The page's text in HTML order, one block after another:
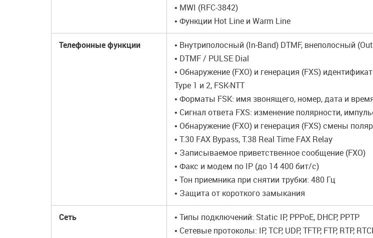
• MWI (RFC-3842)
• Функции Hot Line и Warm Line
Телефонные функции
• Внутриполосный (In-Band) DTMF, внеполосный
• DTMF / PULSE Dial
• Обнаружение (FXO) и генерация (FXS)
Type 1 и 2, FSK-NTT
• Форматы FSK: имя звонящего, номер, дата и
• Сигнал ответа FXS: изменение полярности,
• Обнаружение (FXO) и генерация (FXS) смены
• T.30 FAX Bypass, T.38 Real Time FAX Relay
• Записываемое приветственное сообщение (FXO)
• Факс и модем по IP (до 14 400 бит/с)
• Тон приемника при снятии трубки: 480 Гц
• Защита от короткого замыкания
Сеть
• Типы подключений: Static IP, PPPoE, DHCP, PPTP
• Сетевые протоколы: IP, TCP, UDP, TFTP, FTP, RTP,